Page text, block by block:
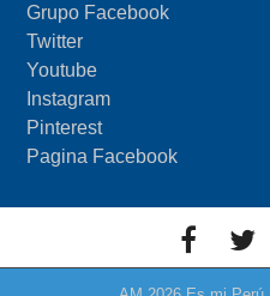
Grupo Facebook
Twitter
Youtube
Instagram
Pinterest
Pagina Facebook
c
i